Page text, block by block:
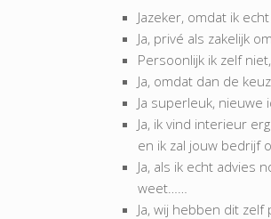
Jazeker, omdat ik
Ja, privé als zakelijk
Persoonlijk ik zelf
Ja, omdat dan de
Ja superleuk, nieuwe
Ja, ik vind interieur
en ik zal jouw bedrijf
Ja, als ik echt advies
weet……
Ja, wij hebben dit